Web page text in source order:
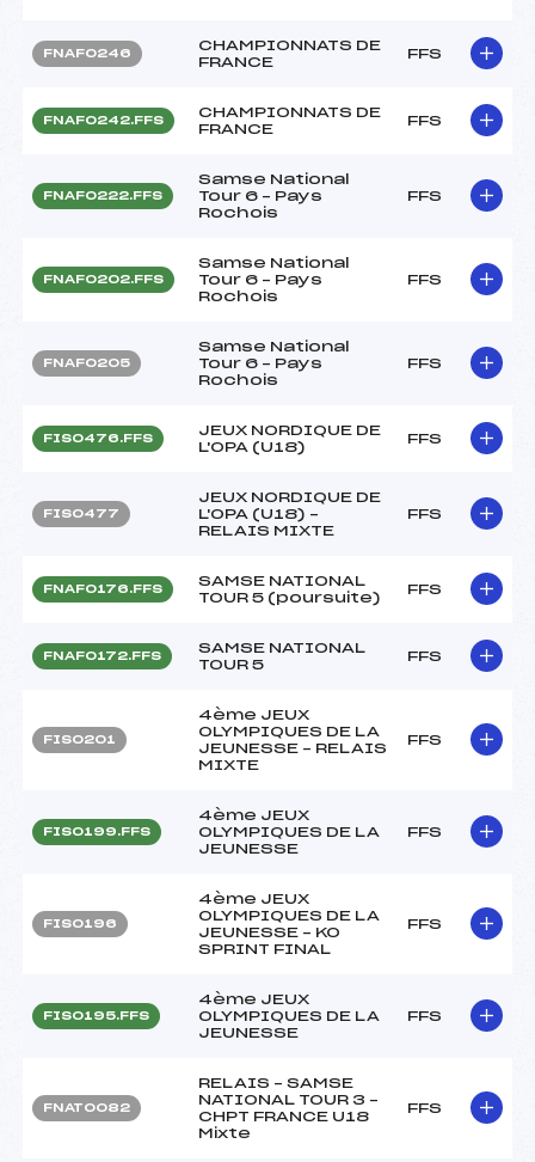
FNAF0246
CHAMPIONNATS DE
FRANCE
FFS
FNAF0242.FFS
CHAMPIONNATS DE
FRANCE
FFS
FNAF0222.FFS
Samse National
Tour 6 – Pays
Rochois
FFS
FNAF0202.FFS
Samse National
Tour 6 – Pays
Rochois
FFS
FNAF0205
Samse National
Tour 6 – Pays
Rochois
FFS
FIS0476.FFS
JEUX NORDIQUE DE
L'OPA (U18)
FFS
FIS0477
JEUX NORDIQUE DE
L'OPA (U18) –
RELAIS MIXTE
FFS
FNAF0176.FFS
SAMSE NATIONAL
TOUR 5 (poursuite)
FFS
FNAF0172.FFS
SAMSE NATIONAL
TOUR 5
FFS
FIS0201
4ème JEUX
OLYMPIQUES DE LA
JEUNESSE – RELAIS
MIXTE
FFS
FIS0199.FFS
4ème JEUX
OLYMPIQUES DE LA
JEUNESSE
FFS
FIS0196
4ème JEUX
OLYMPIQUES DE LA
JEUNESSE – KO
SPRINT FINAL
FFS
FIS0195.FFS
4ème JEUX
OLYMPIQUES DE LA
JEUNESSE
FFS
FNAT0082
RELAIS – SAMSE
NATIONAL TOUR 3 –
CHPT FRANCE U18
Mixte
FFS